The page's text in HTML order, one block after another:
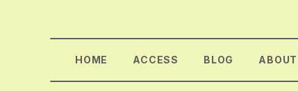
HOME ACCESS BLOG ABOUT